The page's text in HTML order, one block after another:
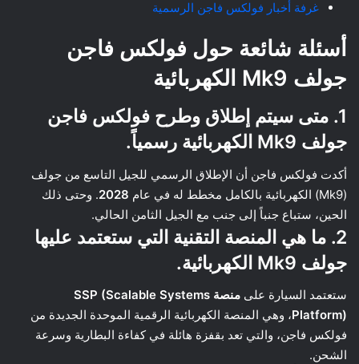
غرفة أخبار فولكس فاجن الرسمية
أسئلة شائعة حول فولكس فاجن
جولف Mk9 الكهربائية
1. متى سيتم إطلاق وطرح فولكس فاجن
جولف Mk9 الكهربائية رسمياً.
أكدت فولكس فاجن أن الإطلاق الرسمي للجيل التاسع من جولف
(Mk9) الكهربائية بالكامل مخطط له في عام
2028. وحتى ذلك
الحين، ستباع جنباً إلى جنب مع الجيل الثامن الحالي.
2. ما هي المنصة التقنية التي ستعتمد عليها
جولف Mk9 الكهربائية.
ستعتمد السيارة على
منصة SSP (Scalable Systems
Platform)، وهي المنصة الكهربائية الرقمية الموحدة الجديدة من
فولكس فاجن، والتي تعد بقفزة هائلة في كفاءة البطارية وسرعة
الشحن.